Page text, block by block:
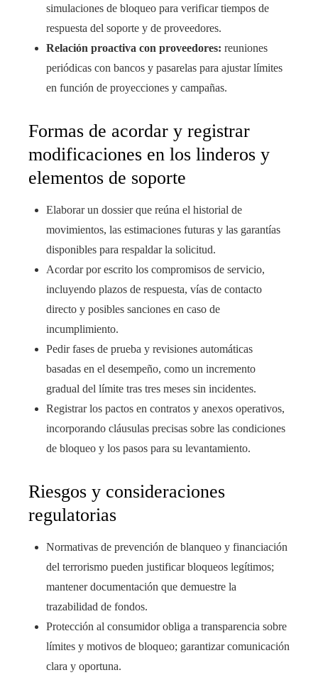
simulaciones de bloqueo para verificar tiempos de
respuesta del soporte y de proveedores.
Relación proactiva con proveedores: reuniones
periódicas con bancos y pasarelas para ajustar límites
en función de proyecciones y campañas.
Formas de acordar y registrar
modificaciones en los linderos y
elementos de soporte
Elaborar un dossier que reúna el historial de
movimientos, las estimaciones futuras y las garantías
disponibles para respaldar la solicitud.
Acordar por escrito los compromisos de servicio,
incluyendo plazos de respuesta, vías de contacto
directo y posibles sanciones en caso de
incumplimiento.
Pedir fases de prueba y revisiones automáticas
basadas en el desempeño, como un incremento
gradual del límite tras tres meses sin incidentes.
Registrar los pactos en contratos y anexos operativos,
incorporando cláusulas precisas sobre las condiciones
de bloqueo y los pasos para su levantamiento.
Riesgos y consideraciones
regulatorias
Normativas de prevención de blanqueo y financiación
del terrorismo pueden justificar bloqueos legítimos;
mantener documentación que demuestre la
trazabilidad de fondos.
Protección al consumidor obliga a transparencia sobre
límites y motivos de bloqueo; garantizar comunicación
clara y oportuna.